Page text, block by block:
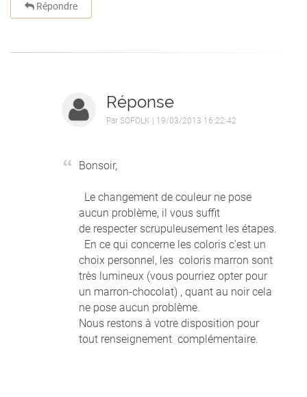
Répondre
Réponse
Par SOFOLK | 19/03/2013 16:22:42
Bonsoir,
Le changement de couleur ne pose
aucun problème, il vous suffit
de respecter scrupuleusement les étapes.
En ce qui concerne les coloris c'est un
choix personnel, les coloris marron sont
très lumineux (vous pourriez opter pour
un marron-chocolat) , quant au noir cela
ne pose aucun problème.
Nous restons à votre disposition pour
tout renseignement complémentaire.